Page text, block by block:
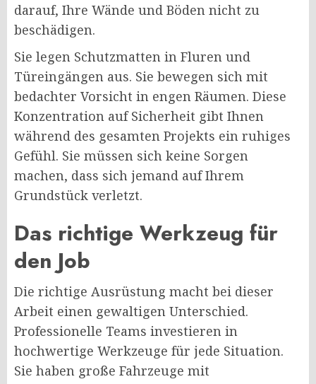
darauf, Ihre Wände und Böden nicht zu
beschädigen.
Sie legen Schutzmatten in Fluren und
Türeingängen aus. Sie bewegen sich mit
bedachter Vorsicht in engen Räumen. Diese
Konzentration auf Sicherheit gibt Ihnen
während des gesamten Projekts ein ruhiges
Gefühl. Sie müssen sich keine Sorgen
machen, dass sich jemand auf Ihrem
Grundstück verletzt.
Das richtige Werkzeug für
den Job
Die richtige Ausrüstung macht bei dieser
Arbeit einen gewaltigen Unterschied.
Professionelle Teams investieren in
hochwertige Werkzeuge für jede Situation.
Sie haben große Fahrzeuge mit